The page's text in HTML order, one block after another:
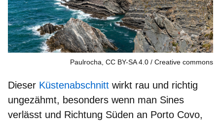
Paulrocha, CC BY-SA 4.0 Creative commons
Dieser Küstenabschnitt wirkt rau und richtig
ungezähmt, besonders wenn man Sines
verlässt und Richtung Süden an Porto Covo,